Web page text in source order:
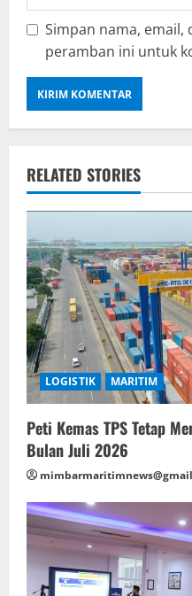
Simpan nama, email,
peramban ini untuk
RELATED STORIES
LOGISTIK MARITIM
Peti Kemas TPS Tetap
Bulan Juli 2026